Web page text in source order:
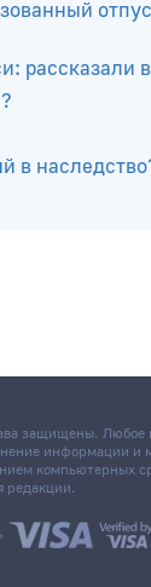
в
защищены. Любое
информации и